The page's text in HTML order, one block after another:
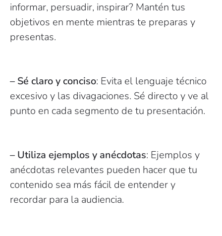
informar, persuadir, inspirar? Mantén tus
objetivos en mente mientras te preparas y
presentas.
– Sé claro y conciso: Evita el lenguaje técnico
excesivo y las divagaciones. Sé directo y ve al
punto en cada segmento de tu presentación.
– Utiliza ejemplos y anécdotas: Ejemplos y
anécdotas relevantes pueden hacer que tu
contenido sea más fácil de entender y
recordar para la audiencia.